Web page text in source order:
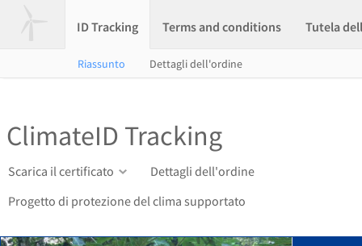
ID Tracking Terms and conditions Tutela
Riassunto Dettagli dell'ordine
ClimateID Tracking
Scarica il certificato
Dettagli dell'ordine
Progetto di protezione del clima supportato